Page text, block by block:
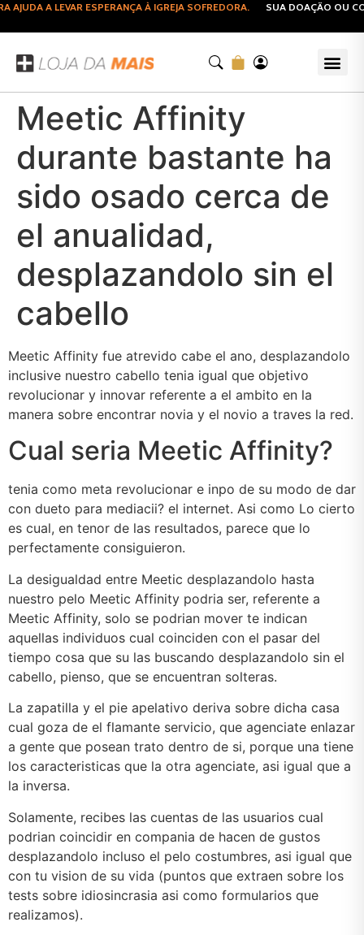
A LEVAR ESPERANÇA À IGREJA SOFREDORA. SUA DOAÇÃO OU
Meetic Affinity
durante bastante ha
sido osado cerca de
el anualidad,
desplazandolo sin el
cabello
Meetic Affinity fue atrevido cabe el ano, desplazandolo
inclusive nuestro cabello tenia igual que objetivo
revolucionar y innovar referente a el ambito en la
manera sobre encontrar novia y el novio a traves la red.
Cual seri­a Meetic Affinity?
tenia como meta revolucionar e inpo de su modo de dar
con dueto para mediacii? el internet. Asi­ como Lo cierto
es cual, en tenor de las resultados, parece que lo
perfectamente consiguieron.
La desigualdad entre Meetic desplazandolo hasta
nuestro pelo Meetic Affinity podri­a ser, referente a
Meetic Affinity, solo se podri­an mover te indican
aquellas individuos cual coinciden con el pasar del
tiempo cosa que su las buscando desplazandolo sin el
cabello, pienso, que se encuentran solteras.
La zapatilla y el pie apelativo deriva sobre dicha casa
cual goza de el flamante servicio, que agenciate enlazar
a gente que posean trato dentro de si, porque una tiene
los caracteristicas que la otra agenciate, asi­ igual que a
la inversa.
Solamente, recibes las cuentas de las usuarios cual
podrian coincidir en compania de hacen de gustos
desplazandolo incluso el pelo costumbres, asi igual que
con tu vision de su vida (puntos que extraen sobre los
tests sobre idiosincrasia asi­ como formularios que
realizamos).